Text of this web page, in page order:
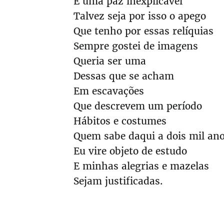
Talvez seja por isso o apego
Que tenho por essas relíquias
Sempre gostei de imagens
Queria ser uma
Dessas que se acham
Em escavações
Que descrevem um período
Hábitos e costumes
Quem sabe daqui a dois mil
Eu vire objeto de estudo
E minhas alegrias e mazelas
Sejam justificadas.